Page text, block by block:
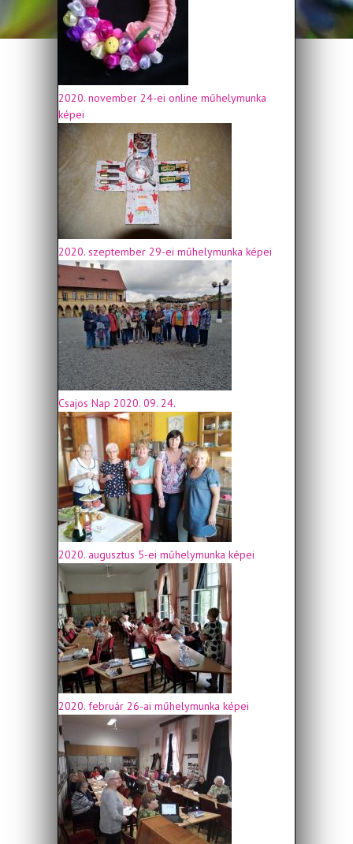
2020. november 24-ei online műhelymunka
képei
2020. szeptember 29-ei műhelymunka képei
Csajos Nap 2020. 09. 24.
2020. augusztus 5-ei műhelymunka képei
2020. február 26-ai műhelymunka képei